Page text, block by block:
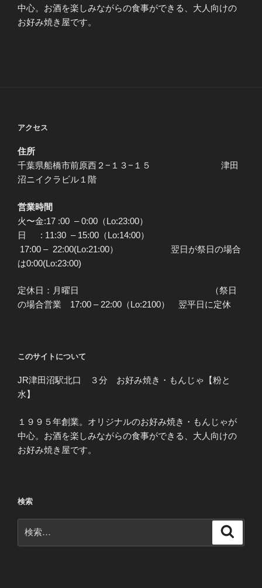
中心。お酒を楽しみながらの食事ができる、大人向けの
お好み焼き屋です。
アクセス
住所
千葉県船橋市前原西２−１３−１５ 津田
沼ニイクラビル１階
営業時間
火〜金:17 :00 – 0:00（Lo:23:00）
日 : 11:30 – 15:00（Lo:14:00）
17:00 – 22:00(Lo:21:00） 翌日が祭日の場合
は0:00(Lo:23:00)
定休日：月曜日 （祭日
の場合営業 17:00 – 22:00（Lo:2100） 翌平日に定休
このサイトについて
JR津田沼駅北口 ３分 お好み焼き・もんじゃ【粉と
水】
１９９５年創業。オリジナルのお好み焼き・もんじゃが
中心。お酒を楽しみながらの食事ができる、大人向けの
お好み焼き屋です。
検索
索: